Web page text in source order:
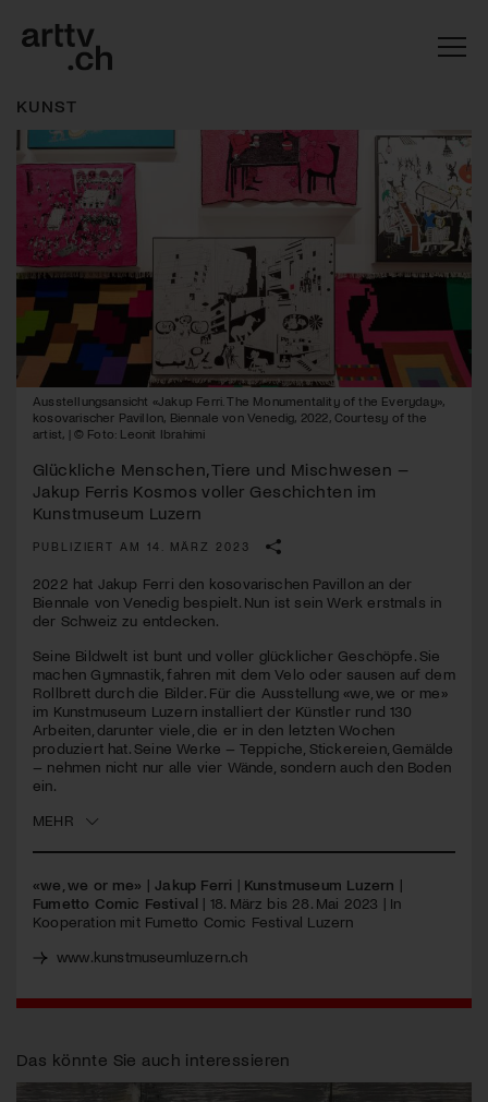
KUNST
Ausstellungsansicht «Jakup Ferri. The Monumentality of the Everyday»,
kosovarischer Pavillon, Biennale von Venedig, 2022, Courtesy of the
artist, | © Foto: Leonit Ibrahimi
Glückliche Menschen, Tiere und Mischwesen –
Jakup Ferris Kosmos voller Geschichten im
Kunstmuseum Luzern
PUBLIZIERT AM 14. MÄRZ 2023
2022 hat Jakup Ferri den kosovarischen Pavillon an der
Biennale von Venedig bespielt. Nun ist sein Werk erstmals in
der Schweiz zu entdecken.
Seine Bildwelt ist bunt und voller glücklicher Geschöpfe. Sie
machen Gymnastik, fahren mit dem Velo oder sausen auf dem
Rollbrett durch die Bilder. Für die Ausstellung «we, we or me»
im Kunstmuseum Luzern installiert der Künstler rund 130
Arbeiten, darunter viele, die er in den letzten Wochen
produziert hat. Seine Werke – Teppiche, Stickereien, Gemälde
– nehmen nicht nur alle vier Wände, sondern auch den Boden
ein.
MEHR
«we, we or me» | Jakup Ferri | Kunstmuseum Luzern |
Fumetto Comic Festival | 18. März bis 28. Mai 2023 | In
Kooperation mit Fumetto Comic Festival Luzern
www.kunstmuseumluzern.ch
Das könnte Sie auch interessieren
Mach mit: «Be Part of the Art»!
Engagiere dich als Kulturliebhaber:in, Kulturschaffende(r) oder
Kulturinstitution und unterstütze unsere Arbeit.
Mit deiner Mitgliedschaft erhältst du kostenlosen Zugang zu
diversen Kulturevents.
Jetzt Mitglied werden